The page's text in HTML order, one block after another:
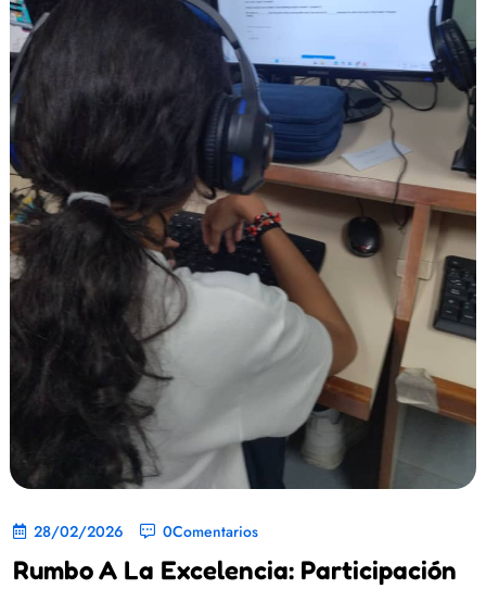
28/02/2026 0Comentarios
Rumbo A La Excelencia: Participación